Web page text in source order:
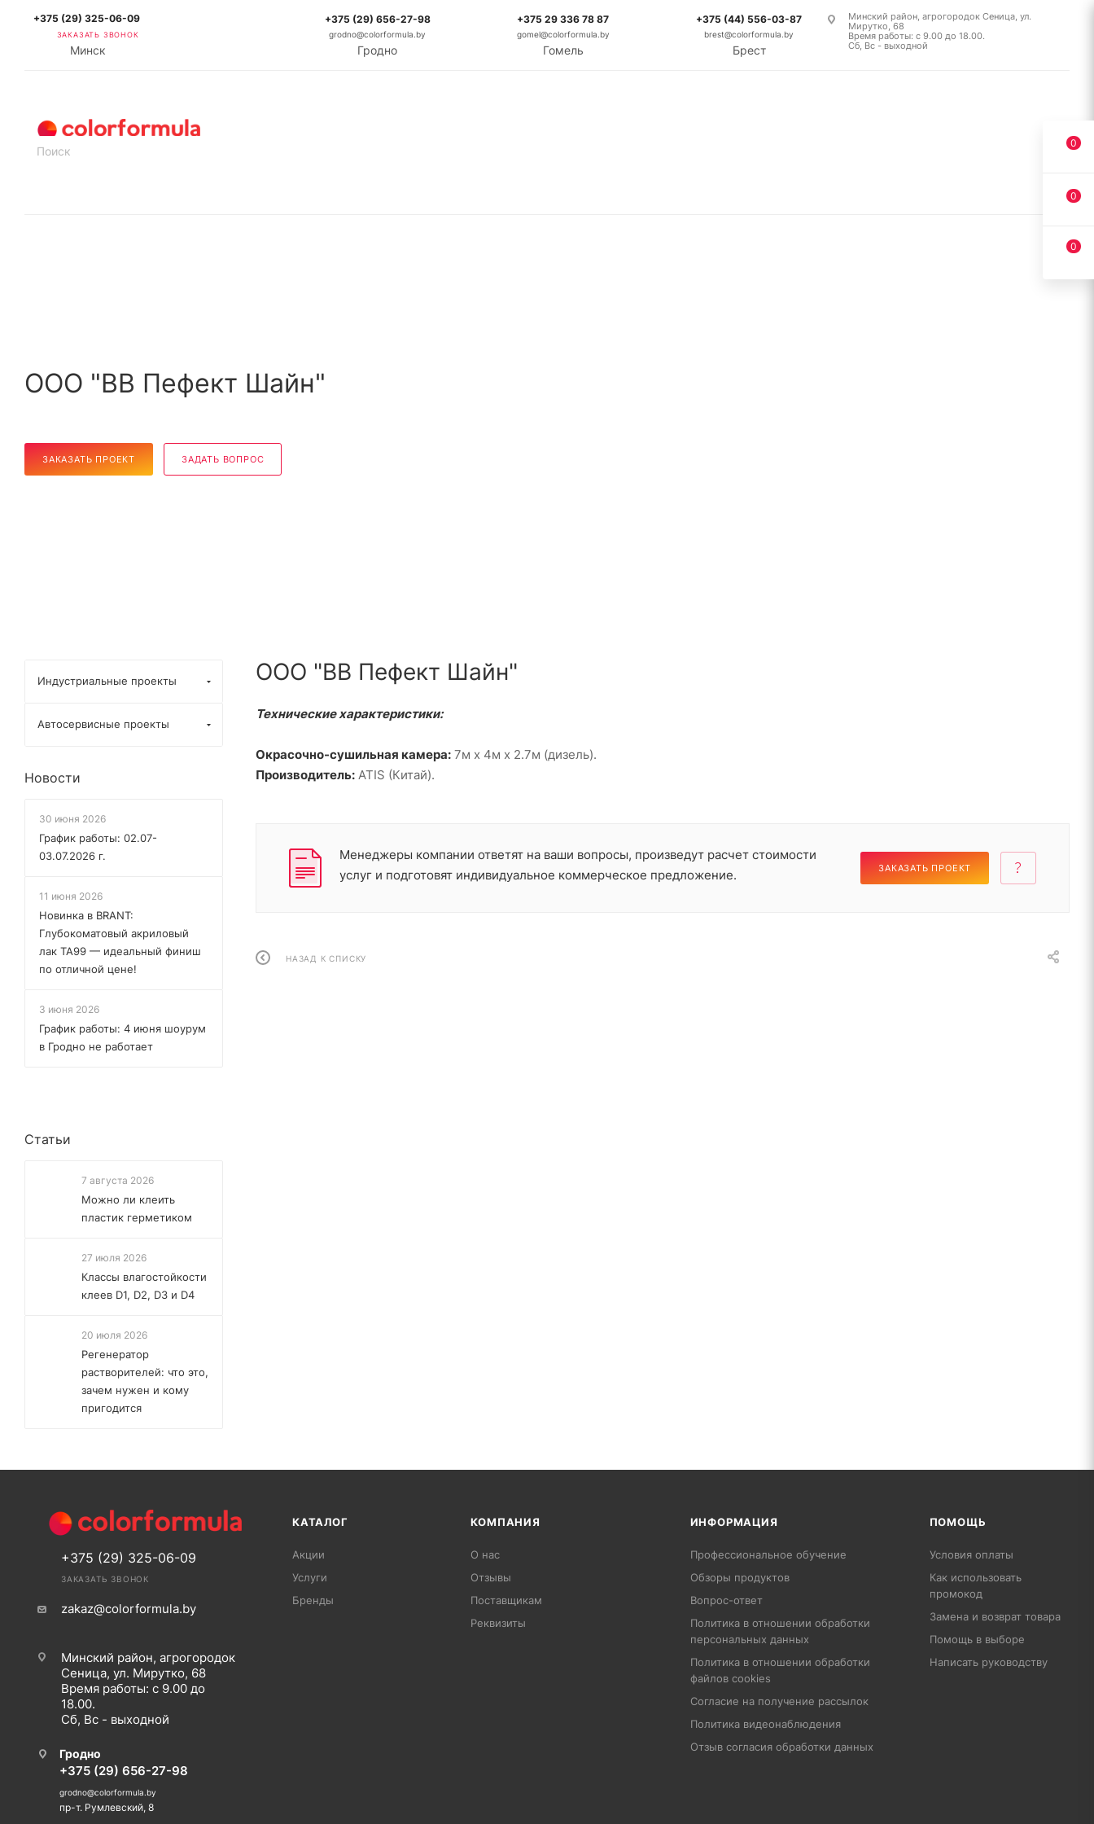
+375 (29) 325-06-09
ЗАКАЗАТЬ ЗВОНОК
Минск
+375 (29) 656-27-98
grodno@colorformula.by
Гродно
+375 29 336 78 87
gomel@colorformula.by
Гомель
+375 (44) 556-03-87
brest@colorformula.by
Брест
Минский район, агрогородок Сеница, ул.
Мирутко, 68
Время работы: с 9.00 до 18.00.
Сб, Вс - выходной
ООО "ВВ Пефект Шайн"
ЗАКАЗАТЬ ПРОЕКТ ЗАДАТЬ ВОПРОС
ООО "ВВ Пефект Шайн"
Технические характеристики:
Окрасочно-сушильная камера: 7м х 4м х 2.7м (дизель).
Производитель: ATIS (Китай).
Менеджеры компании ответят на ваши вопросы, произведут расчет стоимости
услуг и подготовят индивидуальное коммерческое предложение.
ЗАКАЗАТЬ ПРОЕКТ
НАЗАД К СПИСКУ
Индустриальные проекты
Автосервисные проекты
Новости
30 июня 2026
График работы: 02.07-
03.07.2026 г.
11 июня 2026
Новинка в BRANT:
Глубокоматовый акриловый
лак TA99 — идеальный финиш
по отличной цене!
3 июня 2026
График работы: 4 июня шоурум
в Гродно не работает
Статьи
7 августа 2026
Можно ли клеить
пластик герметиком
27 июля 2026
Классы влагостойкости
клеев D1, D2, D3 и D4
20 июля 2026
Регенератор
растворителей: что это,
зачем нужен и кому
пригодится
+375 (29) 325-06-09
ЗАКАЗАТЬ ЗВОНОК
zakaz@colorformula.by
Минский район, агрогородок
Сеница, ул. Мирутко, 68
Время работы: с 9.00 до
18.00.
Сб, Вс - выходной
Гродно
+375 (29) 656-27-98
grodno@colorformula.by
пр-т. Румлевский, 8
КАТАЛОГ
Акции
Услуги
Бренды
КОМПАНИЯ
О нас
Отзывы
Поставщикам
Реквизиты
ИНФОРМАЦИЯ
Профессиональное обучение
Обзоры продуктов
Вопрос-ответ
Политика в отношении обработки
персональных данных
Политика в отношении обработки
файлов cookies
Согласие на получение рассылок
Политика видеонаблюдения
Отзыв согласия обработки данных
ПОМОЩЬ
Условия оплаты
Как использовать
промокод
Замена и возврат товара
Помощь в выборе
Написать руководству
0
0
0